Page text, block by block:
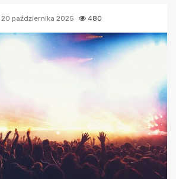
20 października 2025 480